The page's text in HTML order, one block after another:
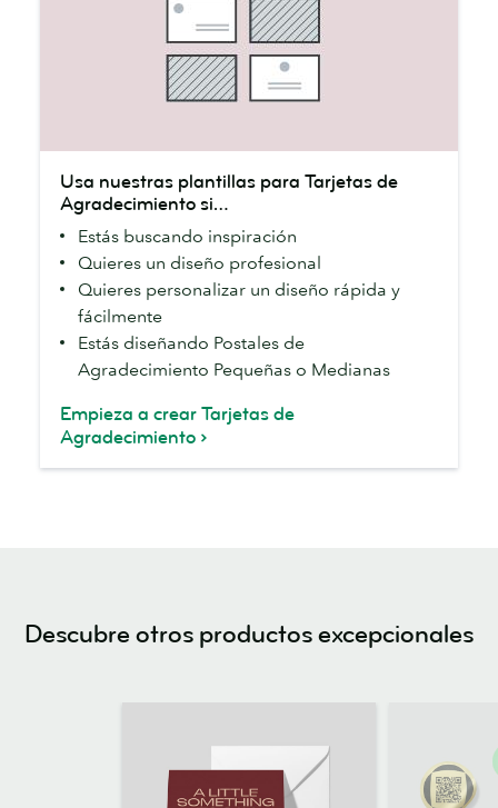
nuestras
plantillas
para
Tarjetas
Agradecimiento
si…
Usa nuestras plantillas para Tarjetas de
Agradecimiento si…
Estás buscando inspiración
Quieres un diseño profesional
Quieres personalizar un diseño rápida y
fácilmente
Estás diseñando Postales de
Agradecimiento Pequeñas o Medianas
Empieza a crear Tarjetas de
Agradecimiento
Descubre otros productos excepcionales